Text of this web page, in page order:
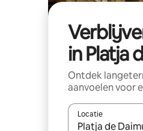
in Platja
Ontdek
aanvoelen voor
Locatie
Wanneer er